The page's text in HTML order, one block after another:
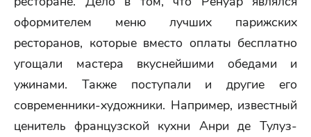
оформителем меню лучших парижских
ресторанов, которые вместо оплаты бесплатно
угощали мастера вкуснейшими обедами и
ужинами. Также поступали и другие его
современники-художники. Например, известный
ценитель французской кухни Анри де Тулуз-